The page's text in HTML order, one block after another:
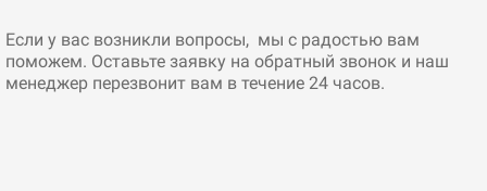
Если у вас возникли вопросы, мы с радостью вам
поможем. Оставьте заявку на обратный звонок и наш
менеджер перезвонит вам в течение 24 часов.